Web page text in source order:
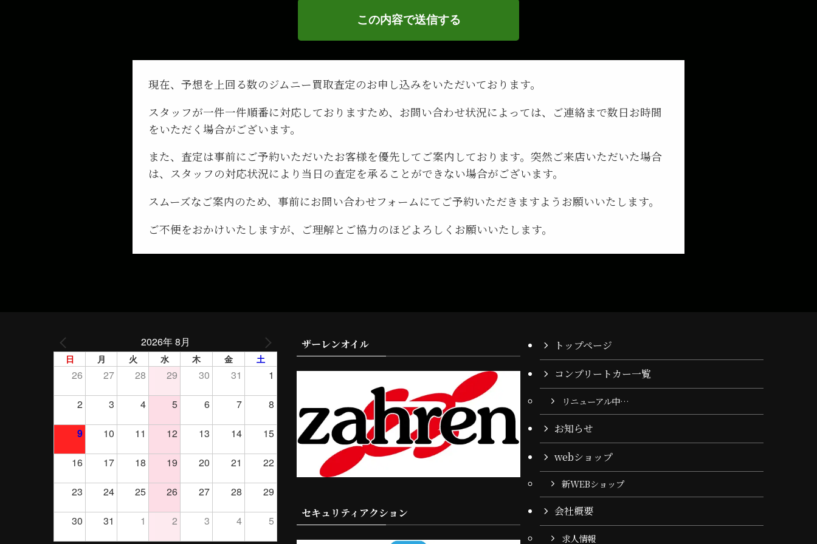
現在、予想を上回る数のジムニー買取査定のお申し込みをいただいております。
スタッフが一件一件順番に対応しておりますため、お問い合わせ状況によっては、ご連絡まで数日お時間
をいただく場合がございます。
また、査定は事前にご予約いただいたお客様を優先してご案内しております。突然ご来店いただいた場合
は、スタッフの対応状況により当日の査定を承ることができない場合がございます。
スムーズなご案内のため、事前にお問い合わせフォームにてご予約いただきますようお願いいたします。
ご不便をおかけいたしますが、ご理解とご協力のほどよろしくお願いいたします。
2026年 8月
日 月 火 水 木 金 土
26 27 28 29 30 31 1
2 3 4 5 6 7 8
9 10 11 12 13 14 15
16 17 18 19 20 21 22
23 24 25 26 27 28 29
30 31 1 2 3 4 5
ザーレンオイル
セキュリティアクション
トップページ
コンプリートカー一覧
リニューアル中…
お知らせ
webショップ
新WEBショップ
会社概要
求人情報